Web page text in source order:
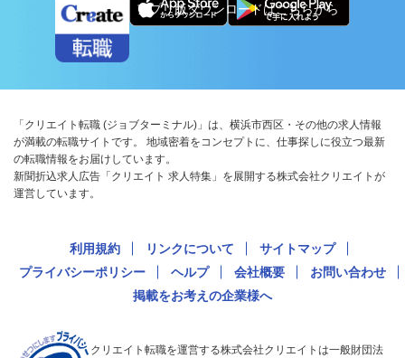
アプリ版ダウンロードはこちらから
「クリエイト転職 (ジョブターミナル)」は、横浜市西区・その他の求人情報
が満載の転職サイトです。 地域密着をコンセプトに、仕事探しに役立つ最新
の転職情報をお届けしています。
新聞折込求人広告「クリエイト 求人特集」を展開する株式会社クリエイトが
運営しています。
利用規約 リンクについて
サイトマップ
プライバシーポリシー
ヘルプ 会社概要
お問い合わせ
掲載をお考えの企業様へ
クリエイト転職を運営する株式会社クリエイトは一般財団法